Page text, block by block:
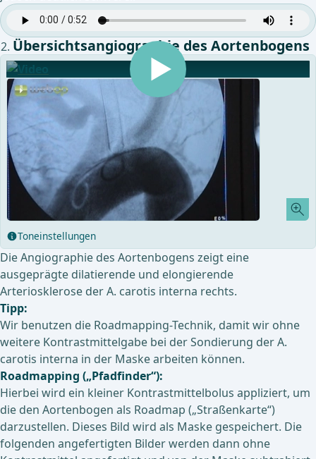
Übersichtsangiographie des Aortenbogens
Toneinstellungen
Die Angiographie des Aortenbogens zeigt eine
ausgeprägte dilatierende und elongierende
Arteriosklerose der A. carotis interna rechts.
Tipp:
Wir benutzen die Roadmapping-Technik, damit wir ohne
weitere Kontrastmittelgabe bei der Sondierung der A.
carotis interna in der Maske arbeiten können.
Roadmapping („Pfadfinder“):
Hierbei wird ein kleiner Kontrastmittelbolus appliziert, um
die den Aortenbogen als Roadmap („Straßenkarte“)
darzustellen. Dieses Bild wird als Maske gespeichert. Die
folgenden angefertigten Bilder werden dann ohne